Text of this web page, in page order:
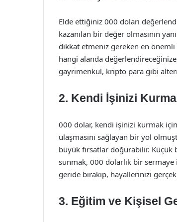
Elde ettiğiniz 000 doları
kazanılan bir değer olmasının
dikkat etmeniz gereken en önemli
hangi alanda
gayrimenkul, kripto para gibi
2. Kendi İşinizi Kurma
000 dolar, kendi işinizi kurmak
ulaşmasını sağlayan bir yol
büyük fırsatlar doğurabilir.
sunmak, 000 dolarlık bir sermaye
geride bırakıp, hayallerinizi
3. Eğitim ve Kişisel